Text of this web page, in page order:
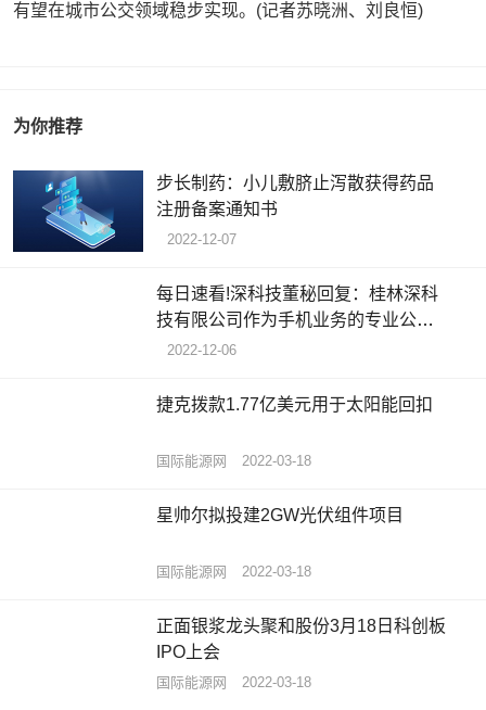
有望在城市公交领域稳步实现。(记者苏晓洲、刘良恒)
为你推荐
步长制药：小儿敷脐止泻散获得药品
注册备案通知书
2022-12-07
每日速看!深科技董秘回复：桂林深科
技有限公司作为手机业务的专业公
司，已于今年4月份被桂林博晟科技有
2022-12-06
捷克拨款1.77亿美元用于太阳能回扣
国际能源网 2022-03-18
星帅尔拟投建2GW光伏组件项目
国际能源网 2022-03-18
正面银浆龙头聚和股份3月18日科创板
IPO上会
国际能源网 2022-03-18